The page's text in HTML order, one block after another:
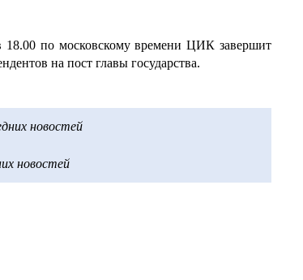
18.00 по московскому времени ЦИК завершит
на пост главы государства.
новостей
новостей